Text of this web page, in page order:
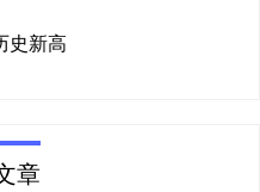
史新高
章